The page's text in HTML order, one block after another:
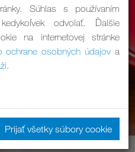
Súhlas s používaním
odvolať. Ďalšie
na internetovej stránke
ochrane osobných údajov a
.
Prijať všetky súbory cookie